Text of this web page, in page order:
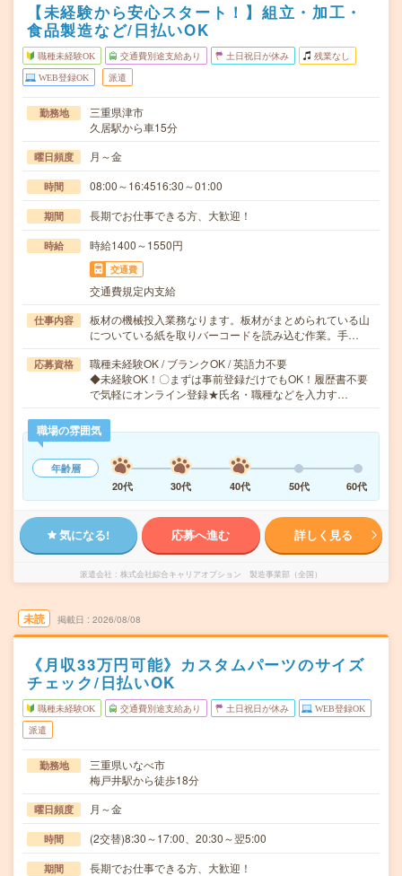
【未経験から安心スタート！】組立・加工・
食品製造など/日払いOK
職種未経験OK 交通費別途支給あり 土日祝日が休み 残業なし
WEB登録OK 派遣
勤務地
三重県津市
久居駅から車15分
曜日頻度 月～金
時間 08:00～16:4516:30～01:00
期間 長期でお仕事できる方、大歓迎！
時給 時給1400～1550円
交通費
交通費規定内支給
仕事内容
板材の機械投入業務なります。板材がまとめられている山
についている紙を取りバーコードを読み込む作業。手…
応募資格
職種未経験OK / ブランクOK / 英語力不要
◆未経験OK！〇まずは事前登録だけでもOK！履歴書不要
で気軽にオンライン登録★氏名・職種などを入力す…
職場の雰囲気
年齢層
20代
30代 40代 50代 60代
気になる! 応募へ進む 詳しく見る
派遣会社 株式会社綜合キャリアオプション 製造事業部（全国）
未読 掲載日 2026/08/08
《月収33万円可能》カスタムパーツのサイズ
チェック/日払いOK
職種未経験OK 交通費別途支給あり 土日祝日が休み WEB登録OK
派遣
勤務地
三重県いなべ市
梅戸井駅から徒歩18分
曜日頻度 月～金
時間 (2交替)8:30～17:00、20:30～翌5:00
期間 長期でお仕事できる方、大歓迎！